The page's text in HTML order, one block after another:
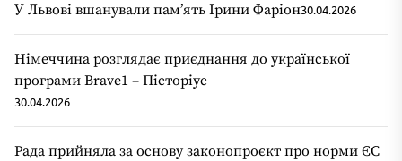
У Львові вшанували пам’ять Ірини Фаріон30.04.2026
Німеччина розглядає приєднання до української
програми Brave1 – Пісторіус
30.04.2026
Рада прийняла за основу законопроєкт про норми ЄС